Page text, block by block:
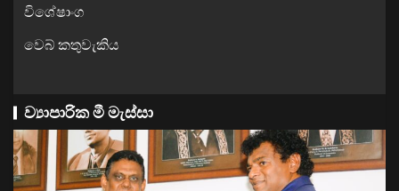
විශේෂාංග
වෙබ් කතුවැකිය
ව්‍යාපාරික මී මැස්සා